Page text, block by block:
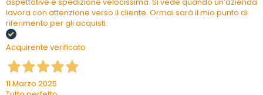
lavora con attenzione verso il cliente. Ormai sarà il mio punto di
riferimento per gli acquisti.
Acquirente verificato
11 Marzo 2025